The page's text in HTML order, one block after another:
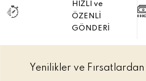
HIZLI ve
ÖZENLİ
GÖNDERİ
Yenilikler ve